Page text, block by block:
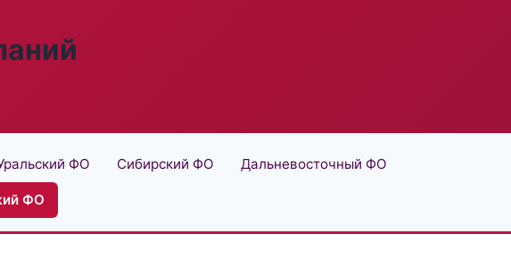
ФО Сибирский ФО Дальневосточный ФО
ФО